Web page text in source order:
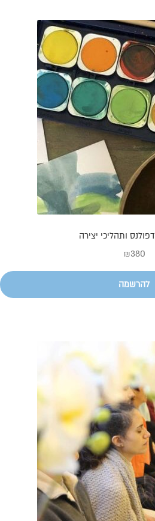
ותהליכי יצירה
₪380
להרשמה